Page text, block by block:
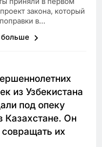
закона, который
в…
больше
из Узбекистана
под опеку
Казахстане. Он
совращать их